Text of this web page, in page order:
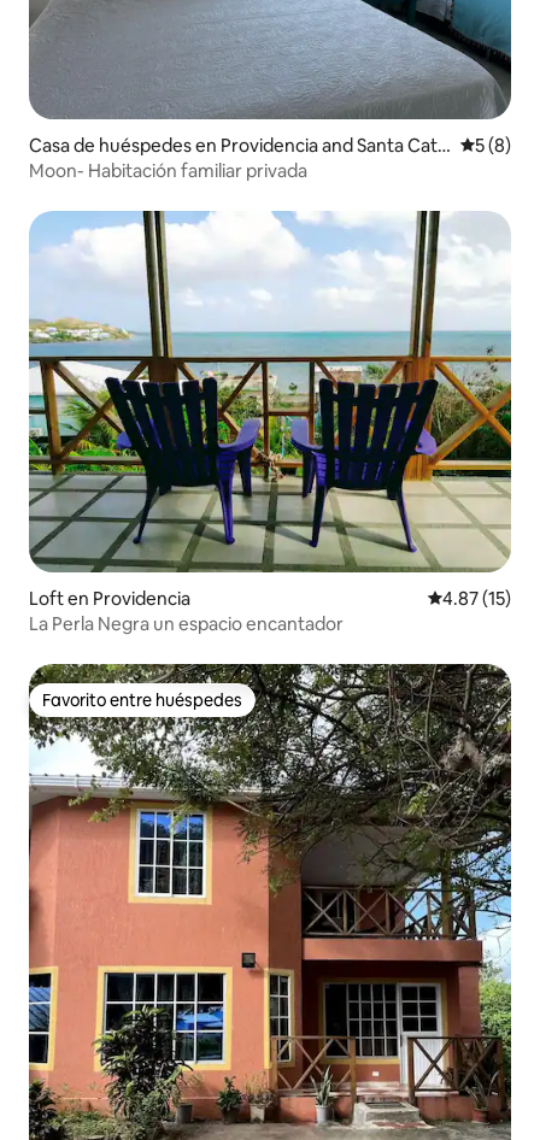
Casa de huéspedes en Providencia and Santa Catal
ina Islands
5 (8)
Moon- Habitación familiar privada
Loft en Providencia Calificación
4.87 (15)
La Perla Negra un espacio encantador
Favorito entre huéspedes
Favorito entre huéspedes